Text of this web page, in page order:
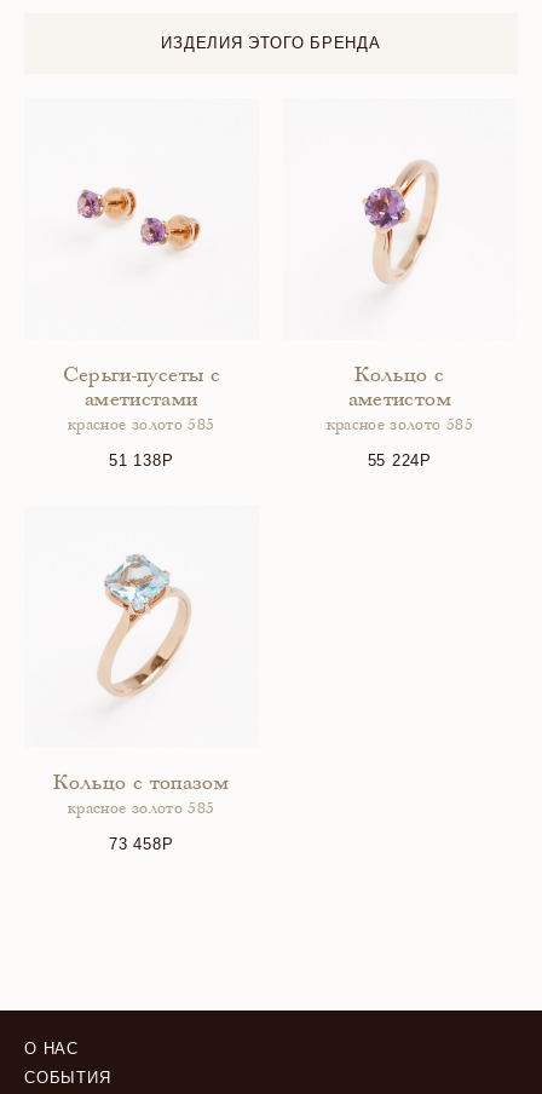
ИЗДЕЛИЯ ЭТОГО БРЕНДА
Серьги-пусеты с
аметистами
красное золото 585
51 138
Кольцо с
аметистом
красное золото 585
55 224
Кольцо с топазом
красное золото 585
73 458
О НАС
СОБЫТИЯ